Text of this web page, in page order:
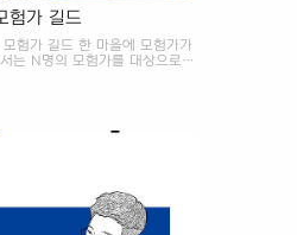
험가 길드
험가 길드 한 마을에 모험가가
는 N명의 모험가를 대상으로
높은 모험가는 쉽게 공포를
할 능력이 떨어집니다. 모험가
을 안전하게 구성하고자 공포도
규정했습니다. 동빈이는 최대
있는지 궁금합니다. 동빈이를
포도는 다음과 같다고 가정합시